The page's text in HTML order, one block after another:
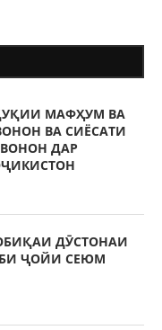
МАФҲУМ ВА
ВА СИЁСАТИ
ДАР
ДӮСТОНАИ
ҶОЙИ СЕЮМ